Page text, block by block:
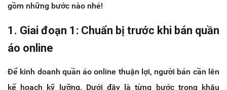
gồm những bước nào nhé!
1. Giai đoạn 1: Chuẩn bị trước khi bán quần
áo online
Để kinh doanh quần áo online thuận lợi, người bán cần lên
kế hoạch kỹ lưỡng. Dưới đây là từng bước trong khâu